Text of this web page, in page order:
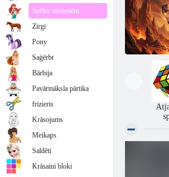
Spēles meitenēm
Zirgi
Pony
Saģērbt
Bārbija
Pavārmāksla pārtika
frizieris
Krāsojums
Meikaps
Saldēti
Krāsaini bloki